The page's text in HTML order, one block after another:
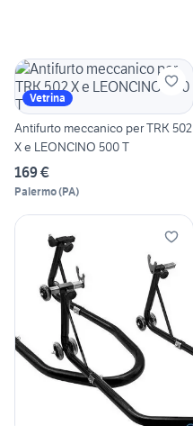
Vetrina
Antifurto meccanico per TRK 502
X e LEONCINO 500 T
169 €
Palermo(PA)